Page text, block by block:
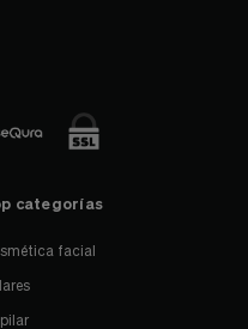
categorías
facial